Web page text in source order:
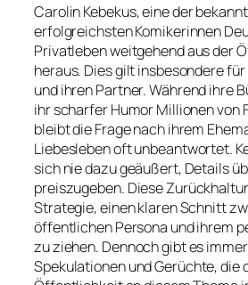
Carolin Kebekus, eine der
erfolgreichsten Komikerinnen
Privatleben weitgehend aus der
heraus. Dies gilt insbesondere
und ihren Partner. Während ihre
ihr scharfer Humor Millionen von
bleibt die Frage nach ihrem
Liebesleben oft unbeantwortet.
sich nie dazu geäußert, Details
preiszugeben. Diese
Strategie, einen klaren Schnitt
öffentlichen Persona und ihrem
zu ziehen. Dennoch gibt es
Spekulationen und Gerüchte, die